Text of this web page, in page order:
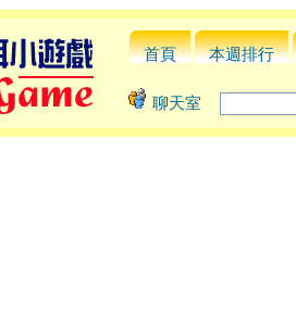
首頁 本週排行
聊天室